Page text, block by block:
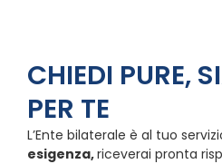
CHIEDI PURE,
PER TE
L’Ente bilaterale è al tuo
esigenza,riceverai pronta